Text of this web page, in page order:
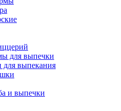
для выпечки
для выпекания
и выпечки